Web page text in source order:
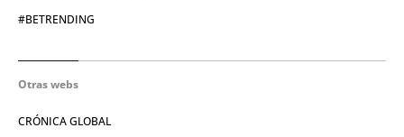
#BETRENDING
Otras webs
CRÓNICA GLOBAL